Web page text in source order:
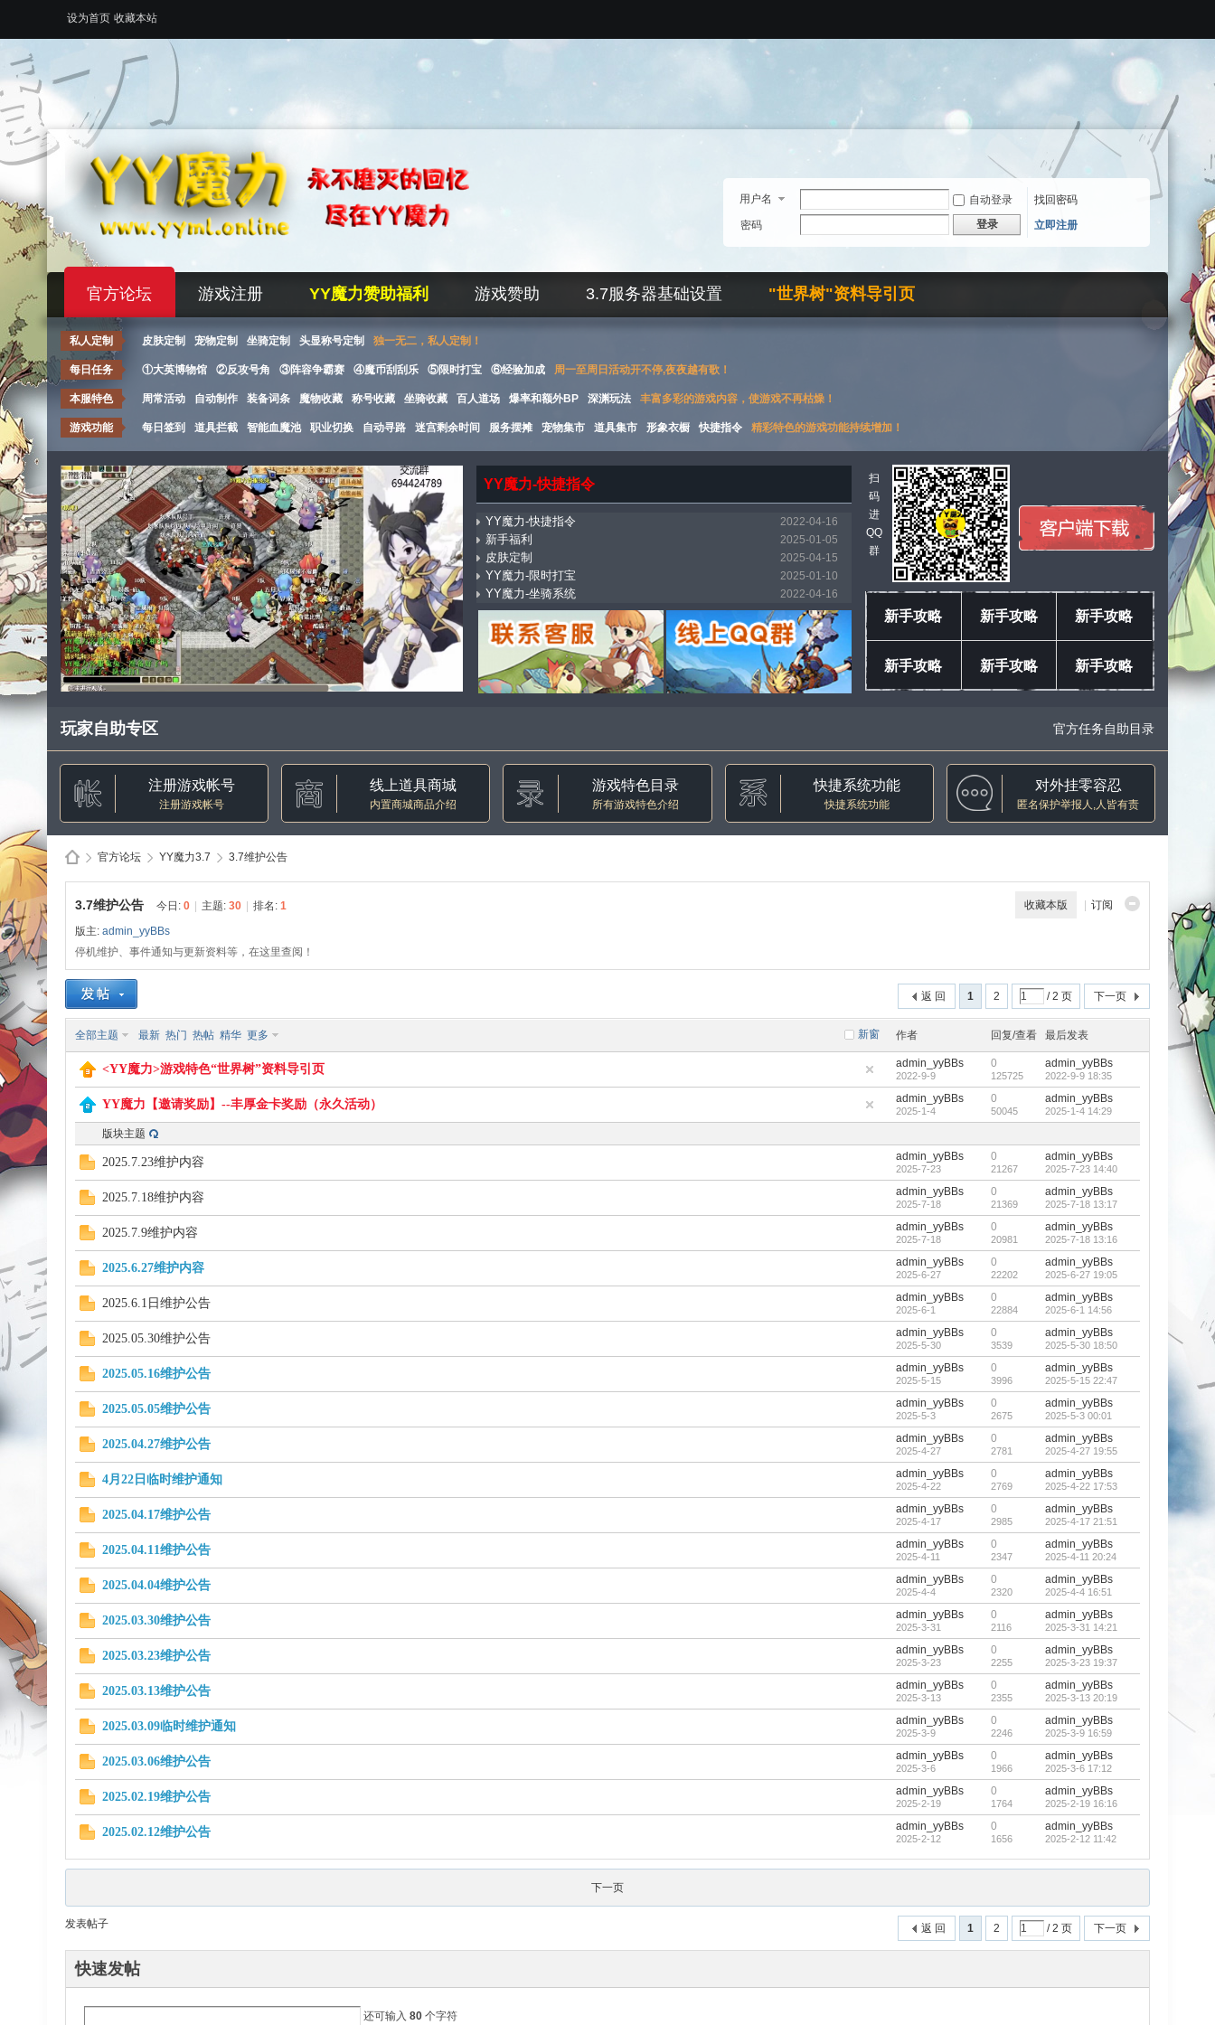
设为首页 收藏本站
用户名 自动登录
找回密码
密码
登录 立即注册
官方论坛 游戏注册 YY魔力赞助福利 游戏赞助 3.7服务器基础设置 "世界树"资料导引页
私人定制 皮肤定制 宠物定制 坐骑定制 头显称号定制 独一无二，私人定制！
每日任务 ①大英博物馆 ②反攻号角 ③阵容争霸赛 ④魔币刮刮乐 ⑤限时打宝 ⑥经验加成 周一至周日活动开不停,夜夜越有歌！
本服特色 周常活动 自动制作 装备词条 魔物收藏 称号收藏 坐骑收藏 百人道场 爆率和额外BP 深渊玩法 丰富多彩的游戏内容，使游戏不再枯燥！
游戏功能 每日签到 道具拦截 智能血魔池 职业切换 自动寻路 迷宫剩余时间 服务摆摊 宠物集市 道具集市 形象衣橱 快捷指令 精彩特色的游戏功能持续增加！
YY魔力-快捷指令
YY魔力-快捷指令 2022-04-16
新手福利 2025-01-05
皮肤定制 2025-04-15
YY魔力-限时打宝 2025-01-10
YY魔力-坐骑系统 2022-04-16
mostbet_xnpi 2026-03-11
YY魔力-万能传送（飞机） 2025-01-18
YY魔力-集市系统 2022-04-04
YY魔力-自动寻路 2022-04-16
YY魔力-称号收藏 2022-04-16
扫
码
进
QQ
群
新手攻略 新手攻略 新手攻略
新手攻略 新手攻略 新手攻略
玩家自助专区 官方任务自助目录
注册游戏帐号
注册游戏帐号
线上道具商城
内置商城商品介绍
游戏特色目录
所有游戏特色介绍
快捷系统功能
快捷系统功能
对外挂零容忍
匿名保护举报人,人皆有责
Di »
官方论坛
›
YY魔力3.7 3.7维护公告
收藏本版 订阅
3.7维护公告 今日: 0 主题: 30 排名: 1
版主: admin_yyBBs
停机维护、事件通知与更新资料等，在这里查阅！
1 2 / 2 页 下一页
返 回
新窗
全部主题 最新 热门 热帖 精华 更多 作者 回复/查看 最后发表
<YY魔力>游戏特色“世界树”资料导引页 admin_yyBBs
2022-9-9
0
125725
admin_yyBBs
2022-9-9 18:35
YY魔力【邀请奖励】--丰厚金卡奖励（永久活动） admin_yyBBs
2025-1-4
0
50045
admin_yyBBs
2025-1-4 14:29
版块主题
2025.7.23维护内容 admin_yyBBs
2025-7-23
0
21267
admin_yyBBs
2025-7-23 14:40
2025.7.18维护内容 admin_yyBBs
2025-7-18
0
21369
admin_yyBBs
2025-7-18 13:17
2025.7.9维护内容 admin_yyBBs
2025-7-18
0
20981
admin_yyBBs
2025-7-18 13:16
2025.6.27维护内容 admin_yyBBs
2025-6-27
0
22202
admin_yyBBs
2025-6-27 19:05
2025.6.1日维护公告 admin_yyBBs
2025-6-1
0
22884
admin_yyBBs
2025-6-1 14:56
2025.05.30维护公告 admin_yyBBs
2025-5-30
0
3539
admin_yyBBs
2025-5-30 18:50
2025.05.16维护公告 admin_yyBBs
2025-5-15
0
3996
admin_yyBBs
2025-5-15 22:47
2025.05.05维护公告 admin_yyBBs
2025-5-3
0
2675
admin_yyBBs
2025-5-3 00:01
2025.04.27维护公告 admin_yyBBs
2025-4-27
0
2781
admin_yyBBs
2025-4-27 19:55
4月22日临时维护通知 admin_yyBBs
2025-4-22
0
2769
admin_yyBBs
2025-4-22 17:53
2025.04.17维护公告 admin_yyBBs
2025-4-17
0
2985
admin_yyBBs
2025-4-17 21:51
2025.04.11维护公告 admin_yyBBs
2025-4-11
0
2347
admin_yyBBs
2025-4-11 20:24
2025.04.04维护公告 admin_yyBBs
2025-4-4
0
2320
admin_yyBBs
2025-4-4 16:51
2025.03.30维护公告 admin_yyBBs
2025-3-31
0
2116
admin_yyBBs
2025-3-31 14:21
2025.03.23维护公告 admin_yyBBs
2025-3-23
0
2255
admin_yyBBs
2025-3-23 19:37
2025.03.13维护公告 admin_yyBBs
2025-3-13
0
2355
admin_yyBBs
2025-3-13 20:19
2025.03.09临时维护通知 admin_yyBBs
2025-3-9
0
2246
admin_yyBBs
2025-3-9 16:59
2025.03.06维护公告 admin_yyBBs
2025-3-6
0
1966
admin_yyBBs
2025-3-6 17:12
2025.02.19维护公告 admin_yyBBs
2025-2-19
0
1764
admin_yyBBs
2025-2-19 16:16
2025.02.12维护公告 admin_yyBBs
2025-2-12
0
1656
admin_yyBBs
2025-2-12 11:42
下一页
1 2 / 2 页 下一页
返 回
发表帖子
快速发帖
还可输入 80 个字符